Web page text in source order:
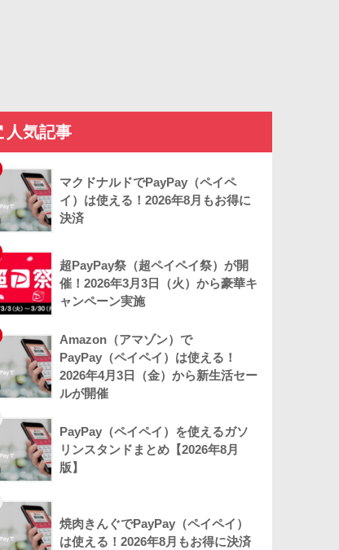
人気記事
マクドナルドでPayPay（ペイペ
イ）は使える！2026年8月もお得に
決済
超PayPay祭（超ペイペイ祭）が開
催！2026年3月3日（火）から豪華キ
ャンペーン実施
Amazon（アマゾン）で
PayPay（ペイペイ）は使える！
2026年4月3日（金）から新生活セー
ルが開催
PayPay（ペイペイ）を使えるガソ
リンスタンドまとめ【2026年8月
版】
焼肉きんぐでPayPay（ペイペイ）
は使える！2026年8月もお得に決済